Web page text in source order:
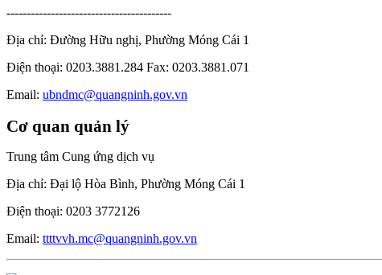
-----------------------------------------
Địa chỉ: Đường Hữu nghị, Phường Móng Cái 1
Điện thoại: 0203.3881.284 Fax: 0203.3881.071
Email: ubndmc@quangninh.gov.vn
Cơ quan quản lý
Trung tâm Cung ứng dịch vụ
Địa chỉ: Đại lộ Hòa Bình, Phường Móng Cái 1
Điện thoại: 0203 3772126
Email: ttttvvh.mc@quangninh.gov.vn